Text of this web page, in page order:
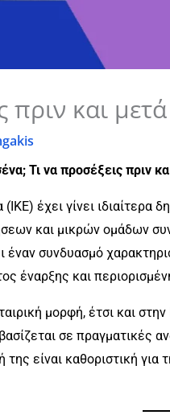
πριν και
Τι να προσέξεις πριν
έχει γίνει
και μικρών ομάδων
έναν συνδυασμό
έναρξης και
μορφή, έτσι και
σε πραγματικές
της είναι καθοριστική